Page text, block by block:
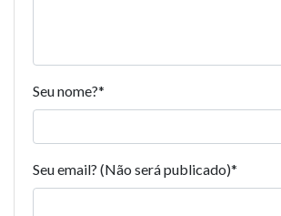
Seu nome?*
Seu email? (Não será publicado)*